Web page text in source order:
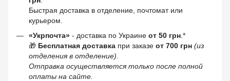
Быстрая доставка в отделение, почтомат или
курьером.
«Укрпочта» - доставка по Украине от 50 грн .*
🎁 Бесплатная доставка при заказе от 700 грн (из
отделения в отделение).
Отправка осуществляется только после полной
оплаты на сайте.